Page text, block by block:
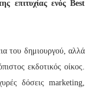
επιτυχίας ενός Best
του δημιουργού, αλλά
εκδοτικός οίκος.
δόσεις marketing,